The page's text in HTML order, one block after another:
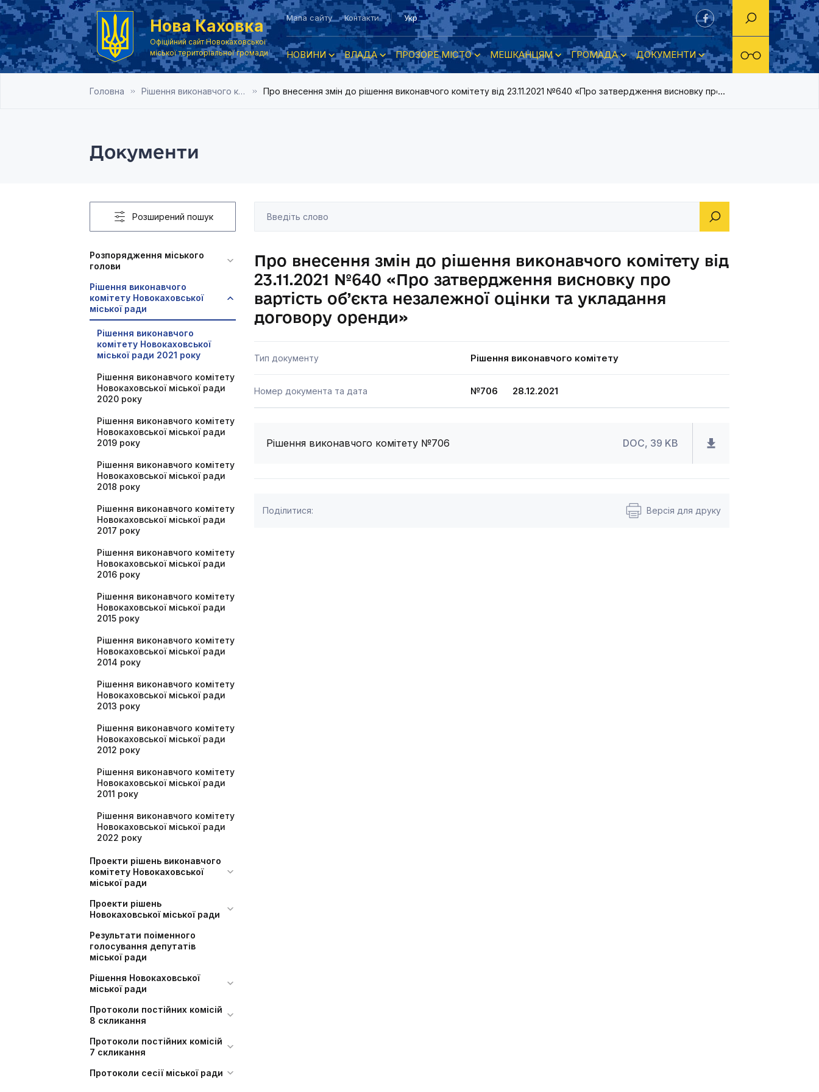
Нова Каховка
Офіційний сайт Новокаховської
міської територіальної громади
Мапа сайту Контакти Укр
НОВИНИ ВЛАДА ПРОЗОРЕ МІСТО МЕШКАНЦЯМ ГРОМАДА ДОКУМЕНТИ
Головна Рішення виконавчого комітету Новокаховської міської ради 2021 року Про внесення змін до рішення виконавчого комітету від 23.11.2021 №640 «Про затвердження висновку про вартість об’єкта
Документи
Розширений пошук
Розпорядження міського
голови
Рішення виконавчого
комітету Новокаховської
міської ради
Рішення виконавчого
комітету Новокаховської
міської ради 2021 року
Рішення виконавчого комітету
Новокаховської міської ради
2020 року
Рішення виконавчого комітету
Новокаховської міської ради
2019 року
Рішення виконавчого комітету
Новокаховської міської ради
2018 року
Рішення виконавчого комітету
Новокаховської міської ради
2017 року
Рішення виконавчого комітету
Новокаховської міської ради
2016 року
Рішення виконавчого комітету
Новокаховської міської ради
2015 року
Рішення виконавчого комітету
Новокаховської міської ради
2014 року
Рішення виконавчого комітету
Новокаховської міської ради
2013 року
Рішення виконавчого комітету
Новокаховської міської ради
2012 року
Рішення виконавчого комітету
Новокаховської міської ради
2011 року
Рішення виконавчого комітету
Новокаховської міської ради
2022 року
Проекти рішень виконавчого
комітету Новокаховської
міської ради
Проекти рішень
Новокаховської міської ради
Результати поіменного
голосування депутатів
міської ради
Рішення Новокаховської
міської ради
Протоколи постійних комісій
8 скликання
Протоколи постійних комісій
7 скликання
Протоколи сесії міської ради
Про внесення змін до рішення виконавчого комітету від
23.11.2021 №640 «Про затвердження висновку про
вартість об’єкта незалежної оцінки та укладання
договору оренди»
Тип документу Рішення виконавчого комітету
Номер документа та дата №706 28.12.2021
Рішення виконавчого комітету №706 DOC, 39 KB
Поділитися: Версія для друку